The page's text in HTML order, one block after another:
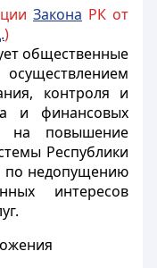
Закона РК от
)
общественные
контроля и
и финансовых
на повышение
Республики
по недопущению
интересов